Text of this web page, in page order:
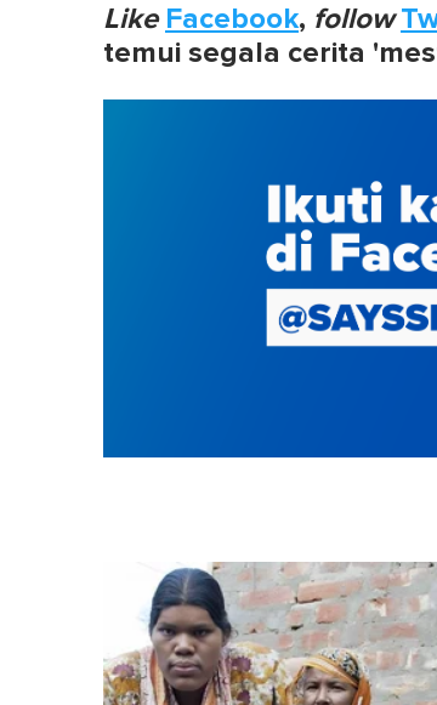
0
%
Like Facebook, follow
temui segala cerita